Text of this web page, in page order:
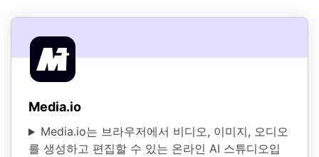
Media.io
Media.io는 브라우저에서 비디오, 이미지, 오디오
를 생성하고 편집할 수 있는 온라인 AI 스튜디오입